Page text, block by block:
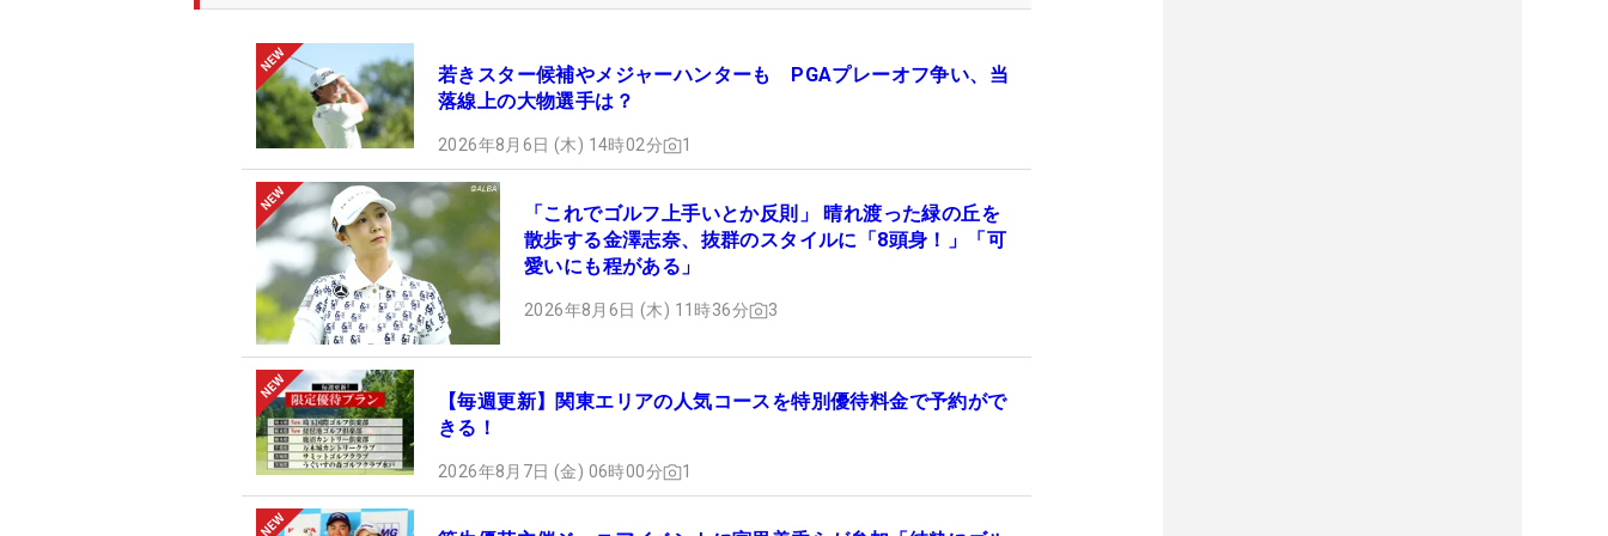
若きスター候補やメジャーハンターも PGAプレーオフ争い、当
落線上の大物選手は？
2026年8月6日 (木) 14時02分 1
「これでゴルフ上手いとか反則」 晴れ渡った緑の丘を
散歩する金澤志奈、抜群のスタイルに「8頭身！」「可
愛いにも程がある」
2026年8月6日 (木) 11時36分 3
【毎週更新】関東エリアの人気コースを特別優待料金で予約がで
きる！
2026年8月7日 (金) 06時00分 1